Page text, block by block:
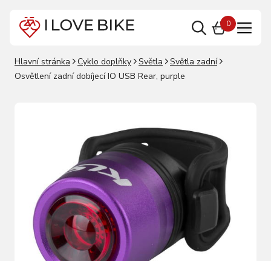
0
Hlavní stránka Cyklo doplňky Světla
Světla zadní
Osvětlení zadní dobíjecí IO USB Rear, purple